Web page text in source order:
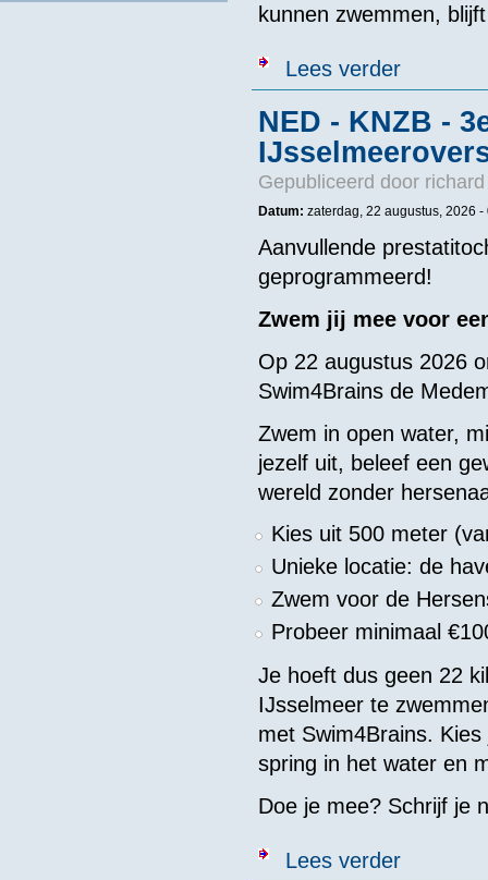
kunnen zwemmen,
Lees verderover Toezicht
NED - KNZB -
Gepubliceerd door
Datum: zaterdag, 22 augustus, 2026 -
Aanvullende
geprogrammeerd!
Zwem jij mee voor
Op 22 augustus 2026
Swim4Brains de
Zwem in open water,
jezelf uit, beleef een
wereld zonder
Kies uit 500 meter
Unieke locatie: de
Zwem voor de
Probeer minimaal
Je hoeft dus geen 22
IJsselmeer te
met Swim4Brains.
spring in het water en
Doe je mee? Schrijf je
Lees verderover NED -